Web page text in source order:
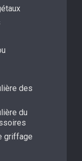
des
du
griffage